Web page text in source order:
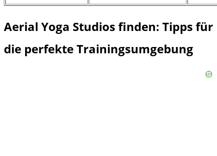
Aerial Yoga Studios finden: Tipps für
die perfekte Trainingsumgebung